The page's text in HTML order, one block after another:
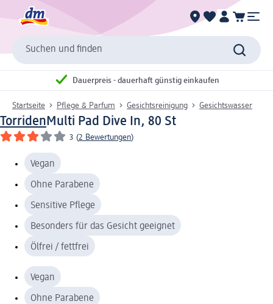
Suchen und finden
Dauerpreis - dauerhaft günstig einkaufen
Startseite Pflege & Parfum Gesichtsreinigung Gesichtswasser
TorridenMulti Pad Dive In, 80 St
3 (2 Bewertungen)
Vegan
Ohne Parabene
Sensitive Pflege
Besonders für das Gesicht geeignet
Ölfrei / fettfrei
Vegan
Ohne Parabene